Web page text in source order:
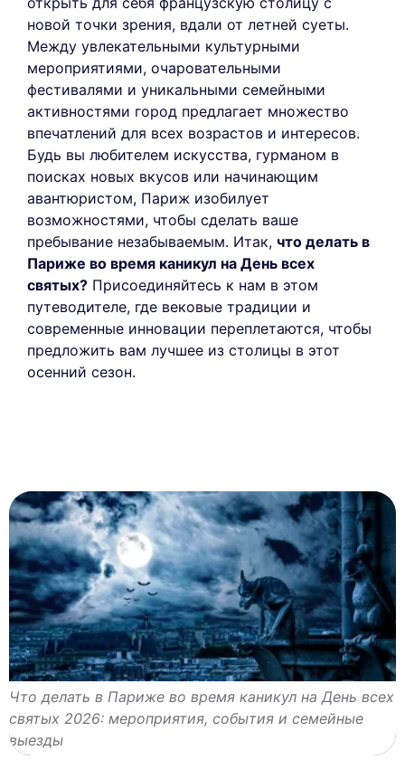
новой точки зрения, вдали от летней суеты.
Между увлекательными культурными
мероприятиями, очаровательными
фестивалями и уникальными семейными
активностями город предлагает множество
впечатлений для всех возрастов и интересов.
Будь вы любителем искусства, гурманом в
поисках новых вкусов или начинающим
авантюристом, Париж изобилует
возможностями, чтобы сделать ваше
пребывание незабываемым. Итак, что делать в
Париже во время каникул на День всех
святых? Присоединяйтесь к нам в этом
путеводителе, где вековые традиции и
современные инновации переплетаются, чтобы
предложить вам лучшее из столицы в этот
осенний сезон.
Что делать в Париже во время каникул на День всех
святых 2026: мероприятия, события и семейные
выезды